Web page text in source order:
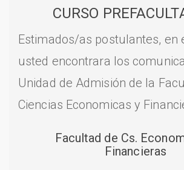
CURSO
Estimados/as postulantes, en
usted encontrara los
Unidad de Admisión de la
Ciencias Economicas y
Facultad de Cs.
Financieras